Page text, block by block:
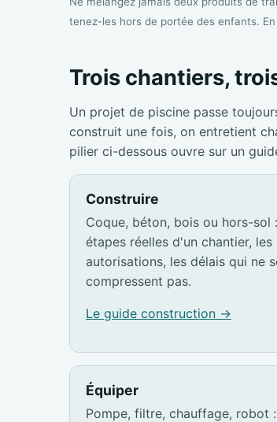
tenez-les hors de portée des enfants.
Trois chantiers,
Un projet de piscine passe
construit une fois, on entretient
pilier ci-dessous ouvre sur un
Construire
Coque, béton, bois ou hors-sol
étapes réelles d'un chantier, les
autorisations, les délais qui ne
compressent pas.
Le guide construction →
Équiper
Pompe, filtre, chauffage, robot